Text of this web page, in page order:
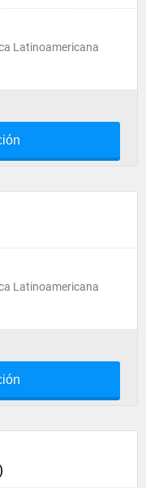
Latinoamericana
Latinoamericana